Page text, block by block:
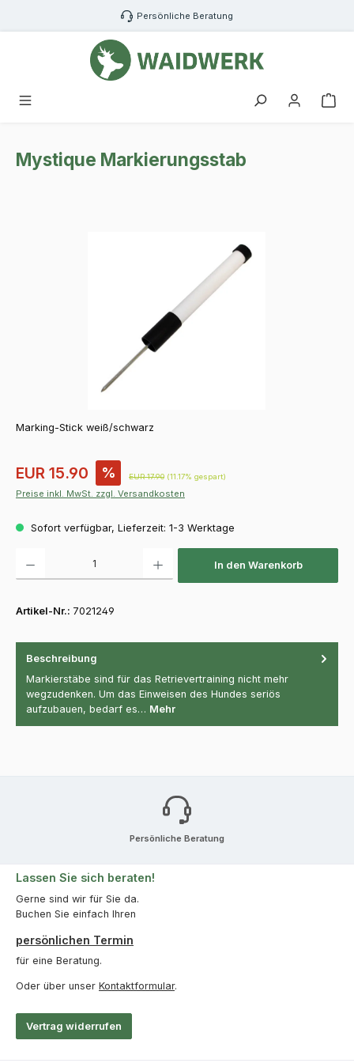
Zum Hauptinhalt springen Persönliche Beratung
Mystique Markierungsstab
Marking-Stick weiß/schwarz
Verkaufspreis:
EUR 15.90 % Regulärer Preis:
EUR 17.90 (11.17% gespart)
Preise inkl. MwSt. zzgl. Versandkosten
Sofort verfügbar, Lieferzeit: 1-3 Werktage
In den Warenkorb
Artikel-Nr.: 7021249
Beschreibung
Markierstäbe sind für das Retrievertraining nicht mehr
wegzudenken. Um das Einweisen des Hundes seriös
aufzubauen, bedarf es… Mehr
Persönliche Beratung
Lassen Sie sich beraten!
Gerne sind wir für Sie da.
Buchen Sie einfach Ihren
persönlichen Termin
für eine Beratung.
Oder über unser Kontaktformular.
Vertrag widerrufen